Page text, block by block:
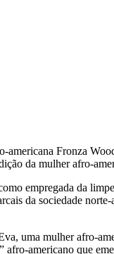
americana Fronza
da mulher afro-
empregada da
da sociedade
uma mulher afro-
americano que